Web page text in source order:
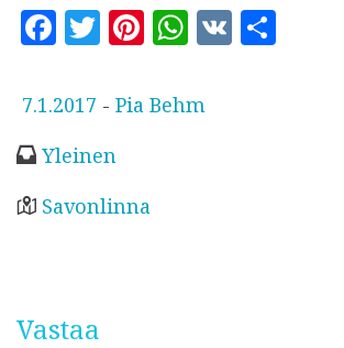
F
c
b
o
T
it
r
Pi
te
t
W
at
V
J
l
k
t
7.1.2017 - Pia Behm
Yleinen
Savonlinna
Vastaa